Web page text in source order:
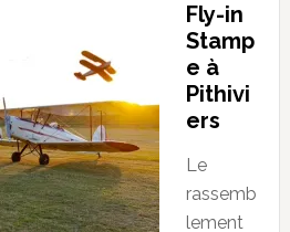
Fly-in
Stamp
e à
Pithivi
ers
Le
rassemb
lement